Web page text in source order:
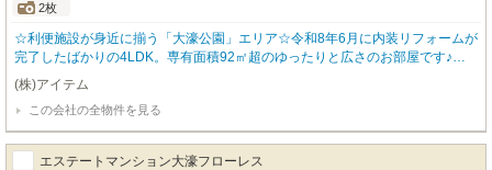
2枚
☆利便施設が身近に揃う「大濠公園」エリア☆令和8年6月に内装リフォームが
完了したばかりの4LDK。専有面積92㎡超のゆったりと広さのお部屋です♪シ
ステムキッチンや食洗機、浴室乾燥機など充実の設備が整い、快適な毎日をサ
ポート！大濠公園まで徒歩7分、スーパーや小学校も近く、生活利便性も良好
◎大切なペットとの暮らしもご相談いただけます♪四方角部屋で日当たりも良
好で快適な毎日を過ごせますよ♪物件のこと、ローンのこと、どんな小さな疑
問もお気軽にご相談ください！
(株)アイテム
この会社の全物件を見る
エステートマンション大濠フローレス